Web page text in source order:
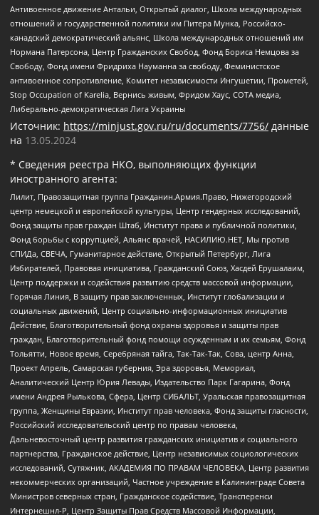
Антивоенное движение Антальи, Открытый диалог, Школа международных
отношений и государственной политики им Питера Мунка, Российско-
канадский демократический альянс, Школа международных отношений им
Нормана Патерсона, Центр Гражданских Свобод, Фонд Бориса Немцова за
Свободу, Фонд имени Фридриха Науманна за свободу, Феминистское
антивоенное сопротивление, Комитет независимости Ингушетии, Прометей,
Stop Occupation of Karelia, Вернись живым, Фридом Хаус, СОТА медиа,
Либерально-демократическая Лига Украины
Источник: https://minjust.gov.ru/ru/documents/7756/ данные
на 13.05.2024
* Сведения реестра НКО, выполняющих функции
иностранного агента:
Лилит, Правозащитная группа Гражданин.Армия.Право, Нижегородский
центр немецкой и европейской культуры, Центр гендерных исследований,
Фонд защиты прав граждан Штаб, Институт права и публичной политики,
Фонд борьбы с коррупцией, Альянс врачей, НАСИЛИЮ.НЕТ, Мы против
СПИДа, СВЕЧА, Гуманитарное действие, Открытый Петербург, Лига
Избирателей, Правовая инициатива, Гражданский Союз, Хасдей Ерушалаим,
Центр поддержки и содействия развитию средств массовой информации,
Горячая Линия, В защиту прав заключенных, Институт глобализации и
социальных движений, Центр социально-информационных инициатив
Действие, Благотворительный фонд охраны здоровья и защиты прав
граждан, Благотворительный фонд помощи осужденным и их семьям, Фонд
Тольятти, Новое время, Серебряная тайга, Так-Так-Так, Сова, центр Анна,
Проект Апрель, Самарская губерния, Эра здоровья, Мемориал,
Аналитический Центр Юрия Левады, Издательство Парк Гагарина, Фонд
имени Андрея Рылькова, Сфера, Центр СИБАЛЬТ, Уральская правозащитная
группа, Женщины Евразии, Институт прав человека, Фонд защиты гласности,
Российский исследовательский центр по правам человека,
Дальневосточный центр развития гражданских инициатив и социального
партнерства, Гражданское действие, Центр независимых социологических
исследований, Сутяжник, АКАДЕМИЯ ПО ПРАВАМ ЧЕЛОВЕКА, Центр развития
некоммерческих организаций, Частное учреждение в Калининграде Совета
Министров северных стран, Гражданское содействие, Трансперенси
Интернешнл-Р, Центр Защиты Прав Средств Массовой Информации,